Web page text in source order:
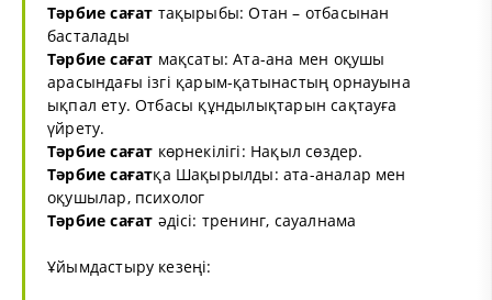
Тәрбие сағат тақырыбы: Отан – отбасынан
басталады
Тәрбие сағат мақсаты: Ата-ана мен оқушы
арасындағы ізгі қарым-қатынастың орнауына
ықпал ету. Отбасы құндылықтарын сақтауға
үйрету.
Тәрбие сағат көрнекілігі: Нақыл сөздер.
Тәрбие сағатқа Шақырылды: ата-аналар мен
оқушылар, психолог
Тәрбие сағат әдісі: тренинг, сауалнама
Ұйымдастыру кезеңі: